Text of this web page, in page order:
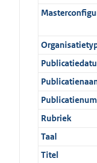
f
r
m
a
a
t
n
o
r
m
a
a
t
e
e
n
d
Rubriek
Taal
Titel